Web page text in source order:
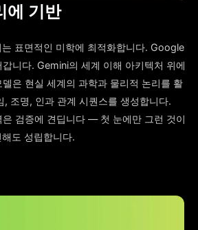
에 기반
표면적인 미학에 최적화합니다. Google
니다. Gemini의 세계 이해 아키텍처 위에
은 현실 세계의 과학과 물리적 논리를 활
, 조명, 인과 관계 시퀀스를 생성합니다.
검증에 견딥니다 — 첫 눈에만 그런 것이
도 성립합니다.